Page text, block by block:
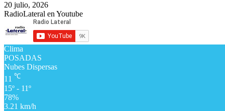
20 julio, 2026
RadioLateral en Youtube
Clima
POSADAS
Nubes Dispersas
11 ℃
15º - 11º
78%
3.21 km/h